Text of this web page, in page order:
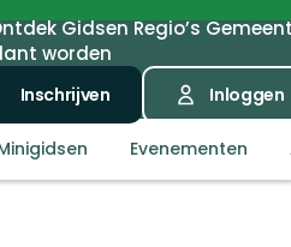
GidsenRegio’s
worden
Inschrijven Inloggen
Evenementen